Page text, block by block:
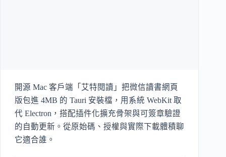
開源 Mac 客戶端「艾特閱讀」把微信讀書網頁
版包進 4MB 的 Tauri 安裝檔，用系統 WebKit 取
代 Electron，搭配插件化擴充骨架與可簽章驗證
的自動更新。從原始碼、授權與實際下載體積聊
它適合誰。